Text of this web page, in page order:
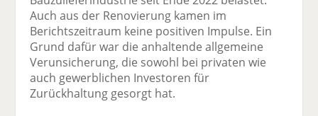
Auch aus der Renovierung kamen im
Berichtszeitraum keine positiven Impulse. Ein
Grund dafür war die anhaltende allgemeine
Verunsicherung, die sowohl bei privaten wie
auch gewerblichen Investoren für
Zurückhaltung gesorgt hat.